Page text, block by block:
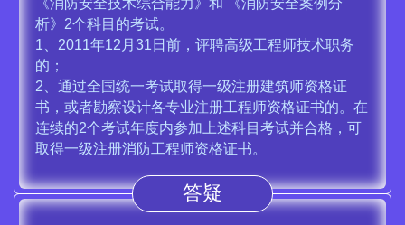
《消防安全技术综合能力》和 《消防安全案例分
析》2个科目的考试。
1、2011年12月31日前，评聘高级工程师技术职务
的；
2、通过全国统一考试取得一级注册建筑师资格证
书，或者勘察设计各专业注册工程师资格证书的。在
连续的2个考试年度内参加上述科目考试并合格，可
取得一级注册消防工程师资格证书。
答疑